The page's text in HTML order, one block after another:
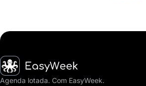
Página inicial
Agenda lotada. Com EasyWeek.